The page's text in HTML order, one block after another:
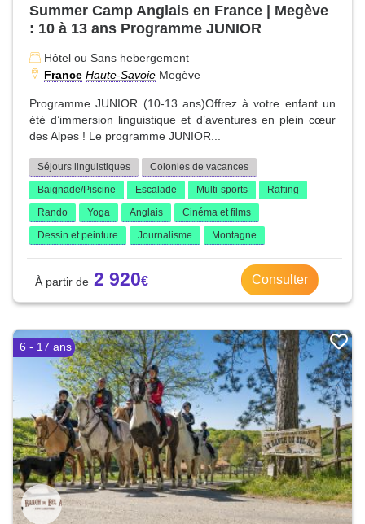
Summer Camp Anglais en France | Megève
: 10 à 13 ans Programme JUNIOR
Hôtel ou Sans hebergement
France Haute-Savoie Megève
Programme JUNIOR (10-13 ans)Offrez à votre enfant un
été d’immersion linguistique et d’aventures en plein cœur
des Alpes ! Le programme JUNIOR...
Séjours linguistiques
Colonies de vacances
Baignade/Piscine
Escalade Multi-sports
Rafting
Rando
Yoga Anglais
Cinéma et films
Dessin et peinture
Journalisme Montagne
2 920 Consulter
6 - 17 ans